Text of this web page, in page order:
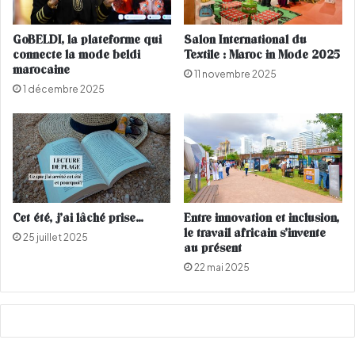
t
p
a
s
é
e
r
e
d
C
a
n
a
l
+
GoBELDI, la plateforme qui
connecte la mode beldi
marocaine
1 décembre 2025
Salon International du
Textile : Maroc in Mode 2025
11 novembre 2025
Cet été, j’ai lâché prise…
25 juillet 2025
Entre innovation et inclusion,
le travail africain s’invente
au présent
22 mai 2025